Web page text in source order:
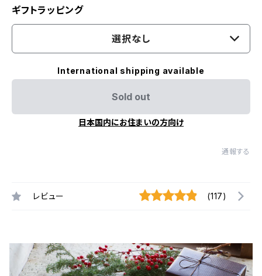
ギフトラッピング
選択なし
International shipping available
Sold out
日本国内にお住まいの方向け
通報する
レビュー (117)